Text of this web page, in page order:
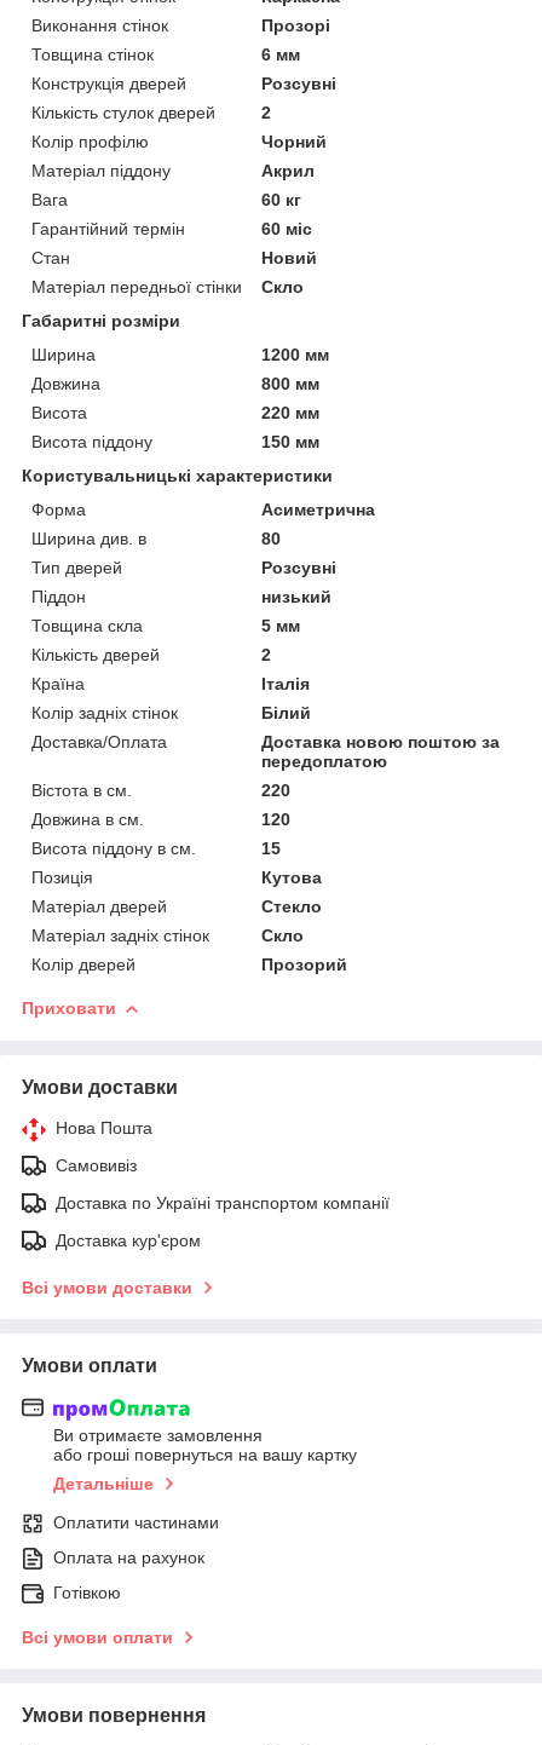
Виконання стінок
Прозорі
Товщина стінок
6 мм
Конструкція дверей
Розсувні
Кількість стулок дверей
2
Колір профілю
Чорний
Матеріал піддону
Акрил
Вага
60 кг
Гарантійний термін
60 міс
Стан
Новий
Матеріал передньої стінки
Скло
Габаритні розміри
Ширина
1200 мм
Довжина
800 мм
Висота
220 мм
Висота піддону
150 мм
Користувальницькі характеристики
Форма
Асиметрична
Ширина див. в
80
Тип дверей
Розсувні
Піддон
низький
Товщина скла
5 мм
Кількість дверей
2
Країна
Італія
Колір задніх стінок
Білий
Доставка/Оплата
Доставка новою поштою за
передоплатою
Вістота в см.
220
Довжина в см.
120
Висота піддону в см.
15
Позиція
Кутова
Матеріал дверей
Стекло
Матеріал задніх стінок
Скло
Колір дверей
Прозорий
Приховати
Умови доставки
Нова Пошта
Самовивіз
Доставка по Україні транспортом компанії
Доставка кур'єром
Всі умови доставки
Умови оплати
Ви отримаєте замовлення
або гроші повернуться на вашу картку
Детальніше
Оплатити частинами
Оплата на рахунок
Готівкою
Всі умови оплати
Умови повернення